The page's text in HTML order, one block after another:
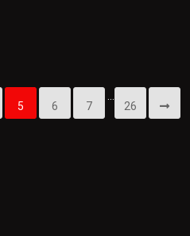
5 6 7
26